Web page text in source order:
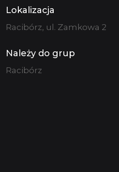
Lokalizacja
Racibórz, ul. Zamkowa 2
Należy do grup
Racibórz